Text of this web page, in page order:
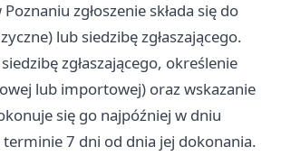
zgłoszenie składa się do
lub siedzibę zgłaszającego.
zgłaszającego, określenie
lub importowej) oraz wskazanie
się go najpóźniej w dniu
terminie 7 dni od dnia jej dokonania.